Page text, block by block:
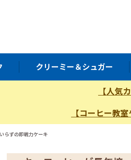
クリーミー＆シュガー
【人気
【コーヒー教
らずの即戦力ケーキ